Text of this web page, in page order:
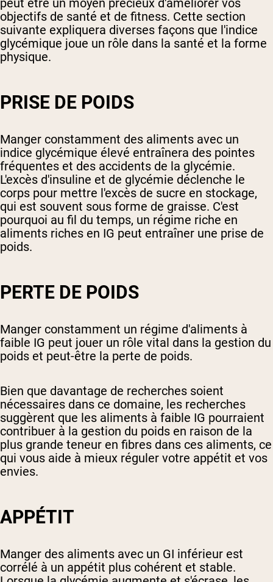
objectifs de santé et de fitness. Cette section
suivante expliquera diverses façons que l'indice
glycémique joue un rôle dans la santé et la forme
physique.
PRISE DE POIDS
Manger constamment des aliments avec un
indice glycémique élevé entraînera des pointes
fréquentes et des accidents de la glycémie.
L'excès d'insuline et de glycémie déclenche le
corps pour mettre l'excès de sucre en stockage,
qui est souvent sous forme de graisse. C'est
pourquoi au fil du temps, un régime riche en
aliments riches en IG peut entraîner une prise de
poids.
PERTE DE POIDS
Manger constamment un régime d'aliments à
faible IG peut jouer un rôle vital dans la gestion du
poids et peut-être la perte de poids.
Bien que davantage de recherches soient
nécessaires dans ce domaine, les recherches
suggèrent que les aliments à faible IG pourraient
contribuer à la gestion du poids en raison de la
plus grande teneur en fibres dans ces aliments, ce
qui vous aide à mieux réguler votre appétit et vos
envies.
APPÉTIT
Manger des aliments avec un GI inférieur est
corrélé à un appétit plus cohérent et stable.